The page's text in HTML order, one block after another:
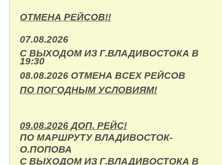
ОТМЕНА РЕЙСОВ!!
07.08.2026
С ВЫХОДОМ ИЗ Г.ВЛАДИВОСТОКА В
19:30
08.08.2026 ОТМЕНА ВСЕХ РЕЙСОВ
ПО ПОГОДНЫМ УСЛОВИЯМ!
09.08.2026 ДОП. РЕЙС!
ПО МАРШРУТУ ВЛАДИВОСТОК-
О.ПОПОВА
С ВЫХОДОМ ИЗ Г.ВЛАДИВОСТОКА В